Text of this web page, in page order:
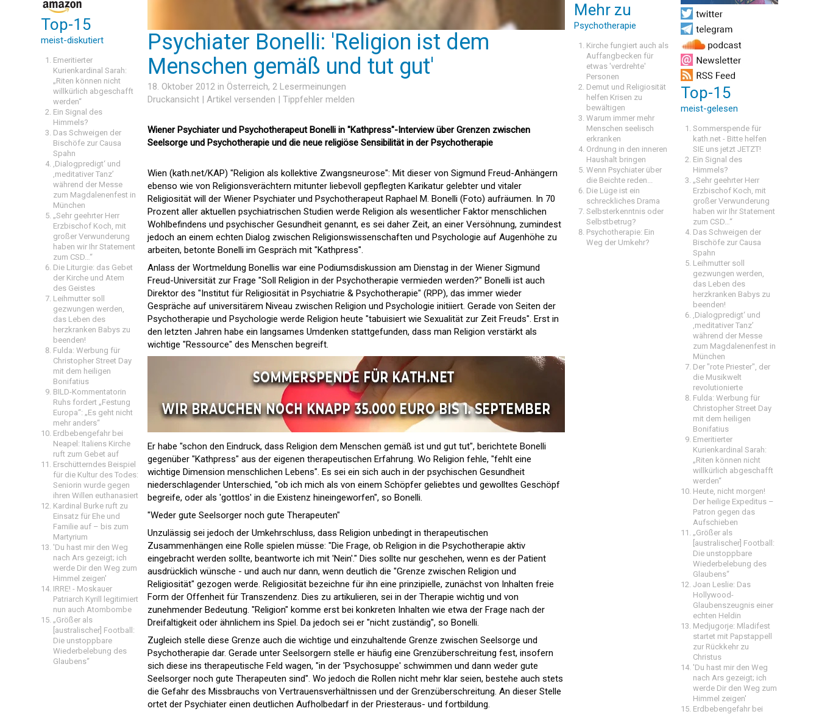
Top-15
meist-diskutiert
Emeritierter
Kurienkardinal Sarah:
„Riten können nicht
willkürlich abgeschafft
werden“
Ein Signal des
Himmels?
Das Schweigen der
Bischöfe zur Causa
Spahn
‚Dialogpredigt‘ und
‚meditativer Tanz’
während der Messe
zum Magdalenenfest in
München
„Sehr geehrter Herr
Erzbischof Koch, mit
großer Verwunderung
haben wir Ihr Statement
zum CSD…“
Die Liturgie: das Gebet
der Kirche und Atem
des Geistes
Leihmutter soll
gezwungen werden,
das Leben des
herzkranken Babys zu
beenden!
Fulda: Werbung für
Christopher Street Day
mit dem heiligen
Bonifatius
BILD-Kommentatorin
Ruhs fordert „Festung
Europa“: „Es geht nicht
mehr anders“
Erdbebengefahr bei
Neapel: Italiens Kirche
ruft zum Gebet auf
Erschütterndes Beispiel
für die Kultur des Todes:
Seniorin wurde gegen
ihren Willen euthanasiert
Kardinal Burke ruft zu
Einsatz für Ehe und
Familie auf – bis zum
Martyrium
'Du hast mir den Weg
nach Ars gezeigt; ich
werde Dir den Weg zum
Himmel zeigen'
IRRE! - Moskauer
Patriarch Kyrill legitimiert
nun auch Atombombe
„Größer als
[australischer] Football:
Die unstoppbare
Wiederbelebung des
Glaubens“
Psychiater Bonelli: 'Religion ist dem
Menschen gemäß und tut gut'
18. Oktober 2012 in Österreich, 2 Lesermeinungen
Druckansicht | Artikel versenden | Tippfehler melden
Wiener Psychiater und Psychotherapeut Bonelli in "Kathpress"-Interview über Grenzen zwischen
Seelsorge und Psychotherapie und die neue religiöse Sensibilität in der Psychotherapie
Wien (kath.net/KAP) "Religion als kollektive Zwangsneurose": Mit dieser von Sigmund Freud-Anhängern
ebenso wie von Religionsverächtern mitunter liebevoll gepflegten Karikatur gelebter und vitaler
Religiosität will der Wiener Psychiater und Psychotherapeut Raphael M. Bonelli (Foto) aufräumen. In 70
Prozent aller aktuellen psychiatrischen Studien werde Religion als wesentlicher Faktor menschlichen
Wohlbefindens und psychischer Gesundheit genannt, es sei daher Zeit, an einer Versöhnung, zumindest
jedoch an einem echten Dialog zwischen Religionswissenschaften und Psychologie auf Augenhöhe zu
arbeiten, betonte Bonelli im Gespräch mit "Kathpress".
Anlass der Wortmeldung Bonellis war eine Podiumsdiskussion am Dienstag in der Wiener Sigmund
Freud-Universität zur Frage "Soll Religion in der Psychotherapie vermieden werden?" Bonelli ist auch
Direktor des "Institut für Religiosität in Psychiatrie & Psychotherapie" (RPP), das immer wieder
Gespräche auf universitärem Niveau zwischen Religion und Psychologie initiiert. Gerade von Seiten der
Psychotherapie und Psychologie werde Religion heute "tabuisiert wie Sexualität zur Zeit Freuds". Erst in
den letzten Jahren habe ein langsames Umdenken stattgefunden, dass man Religion verstärkt als
wichtige "Ressource" des Menschen begreift.
Er habe "schon den Eindruck, dass Religion dem Menschen gemäß ist und gut tut", berichtete Bonelli
gegenüber "Kathpress" aus der eigenen therapeutischen Erfahrung. Wo Religion fehle, "fehlt eine
wichtige Dimension menschlichen Lebens". Es sei ein sich auch in der psychischen Gesundheit
niederschlagender Unterschied, "ob ich mich als von einem Schöpfer geliebtes und gewolltes Geschöpf
begreife, oder als 'gottlos' in die Existenz hineingeworfen", so Bonelli.
"Weder gute Seelsorger noch gute Therapeuten"
Unzulässig sei jedoch der Umkehrschluss, dass Religion unbedingt in therapeutischen
Zusammenhängen eine Rolle spielen müsse: "Die Frage, ob Religion in die Psychotherapie aktiv
eingebracht werden sollte, beantworte ich mit 'Nein'." Dies sollte nur geschehen, wenn es der Patient
ausdrücklich wünsche - und auch nur dann, wenn deutlich die "Grenze zwischen Religion und
Religiosität" gezogen werde. Religiosität bezeichne für ihn eine prinzipielle, zunächst von Inhalten freie
Form der Offenheit für Transzendenz. Dies zu artikulieren, sei in der Therapie wichtig und von
zunehmender Bedeutung. "Religion" komme erst bei konkreten Inhalten wie etwa der Frage nach der
Dreifaltigkeit oder ähnlichem ins Spiel. Da jedoch sei er "nicht zuständig", so Bonelli.
Zugleich stelle diese Grenze auch die wichtige und einzuhaltende Grenze zwischen Seelsorge und
Psychotherapie dar. Gerade unter Seelsorgern stelle er häufig eine Grenzüberschreitung fest, insofern
sich diese ins therapeutische Feld wagen, "in der 'Psychosuppe' schwimmen und dann weder gute
Seelsorger noch gute Therapeuten sind". Wo jedoch die Rollen nicht mehr klar seien, bestehe auch stets
die Gefahr des Missbrauchs von Vertrauensverhältnissen und der Grenzüberschreitung. An dieser Stelle
ortet der Psychiater einen deutlichen Aufholbedarf in der Priesteraus- und fortbildung.
Mehr zu
Psychotherapie
Kirche fungiert auch als
Auffangbecken für
etwas 'verdrehte'
Personen
Demut und Religiosität
helfen Krisen zu
bewältigen
Warum immer mehr
Menschen seelisch
erkranken
Ordnung in den inneren
Haushalt bringen
Wenn Psychiater über
die Beichte reden...
Die Lüge ist ein
schreckliches Drama
Selbsterkenntnis oder
Selbstbetrug?
Psychotherapie: Ein
Weg der Umkehr?
Top-15
meist-gelesen
Sommerspende für
kath.net - Bitte helfen
SIE uns jetzt JETZT!
Ein Signal des
Himmels?
„Sehr geehrter Herr
Erzbischof Koch, mit
großer Verwunderung
haben wir Ihr Statement
zum CSD…“
Das Schweigen der
Bischöfe zur Causa
Spahn
Leihmutter soll
gezwungen werden,
das Leben des
herzkranken Babys zu
beenden!
‚Dialogpredigt‘ und
‚meditativer Tanz’
während der Messe
zum Magdalenenfest in
München
Der "rote Priester", der
die Musikwelt
revolutionierte
Fulda: Werbung für
Christopher Street Day
mit dem heiligen
Bonifatius
Emeritierter
Kurienkardinal Sarah:
„Riten können nicht
willkürlich abgeschafft
werden“
Heute, nicht morgen!
Der heilige Expeditus –
Patron gegen das
Aufschieben
„Größer als
[australischer] Football:
Die unstoppbare
Wiederbelebung des
Glaubens“
Joan Leslie: Das
Hollywood-
Glaubenszeugnis einer
echten Heldin
Medjugorje: Mladifest
startet mit Papstappell
zur Rückkehr zu
Christus
'Du hast mir den Weg
nach Ars gezeigt; ich
werde Dir den Weg zum
Himmel zeigen'
Erdbebengefahr bei